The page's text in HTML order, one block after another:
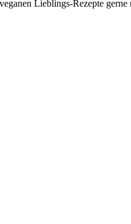
Lieblings-Rezepte